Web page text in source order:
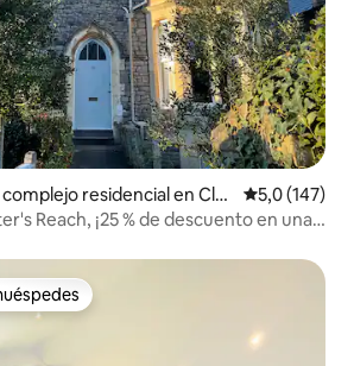
residencial en Cle
Calificación
5,0 (147)
Reach, ¡25 % de descuento en una
más destacados